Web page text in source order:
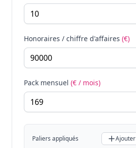
Honoraires / chiffre d'affaires (€)
Pack mensuel (€ / mois)
Paliers appliqués Ajouter